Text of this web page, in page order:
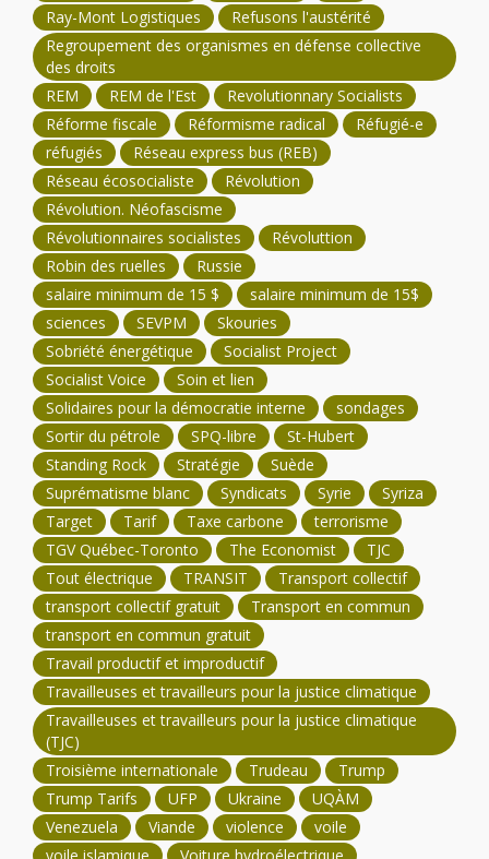
Ray-Mont Logistiques
Refusons l'austérité
Regroupement des organismes en défense collective
des droits
REM
REM de l'Est
Revolutionnary Socialists
Réforme fiscale
Réformisme radical
Réfugié-e
réfugiés
Réseau express bus (REB)
Réseau écosocialiste
Révolution
Révolution. Néofascisme
Révolutionnaires socialistes
Révoluttion
Robin des ruelles
Russie
salaire minimum de 15 $
salaire minimum de 15$
sciences
SEVPM
Skouries
Sobriété énergétique
Socialist Project
Socialist Voice
Soin et lien
Solidaires pour la démocratie interne
sondages
Sortir du pétrole
SPQ-libre
St-Hubert
Standing Rock
Stratégie
Suède
Suprématisme blanc
Syndicats Syrie
Syriza
Target
Tarif Taxe carbone
terrorisme
TGV Québec-Toronto
The Economist
TJC
Tout électrique
TRANSIT
Transport collectif
transport collectif gratuit
Transport en commun
transport en commun gratuit
Travail productif et improductif
Travailleuses et travailleurs pour la justice climatique
Travailleuses et travailleurs pour la justice climatique
(TJC)
Troisième internationale
Trudeau
Trump
Trump Tarifs
UFP Ukraine
UQÀM
Venezuela
Viande violence
voile